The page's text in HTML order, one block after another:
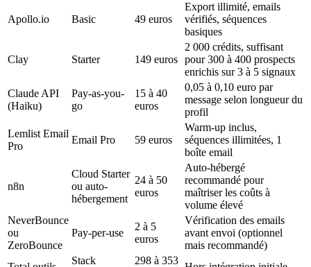
Apollo.io Basic 49 euros
Export illimité, emails
vérifiés, séquences
basiques
Clay Starter 149 euros
2 000 crédits, suffisant
pour 300 à 400 prospects
enrichis sur 3 à 5 signaux
Claude API
(Haiku)
Pay-as-you-
go
15 à 40
euros
0,05 à 0,10 euro par
message selon longueur du
profil
Lemlist Email
Pro
Email Pro 59 euros
Warm-up inclus,
séquences illimitées, 1
boîte email
n8n
Cloud Starter
ou auto-
hébergement
24 à 50
euros
Auto-hébergé
recommandé pour
maîtriser les coûts à
volume élevé
NeverBounce
ou
ZeroBounce
Pay-per-use
2 à 5
euros
Vérification des emails
avant envoi (optionnel
mais recommandé)
Stack 298 à 353